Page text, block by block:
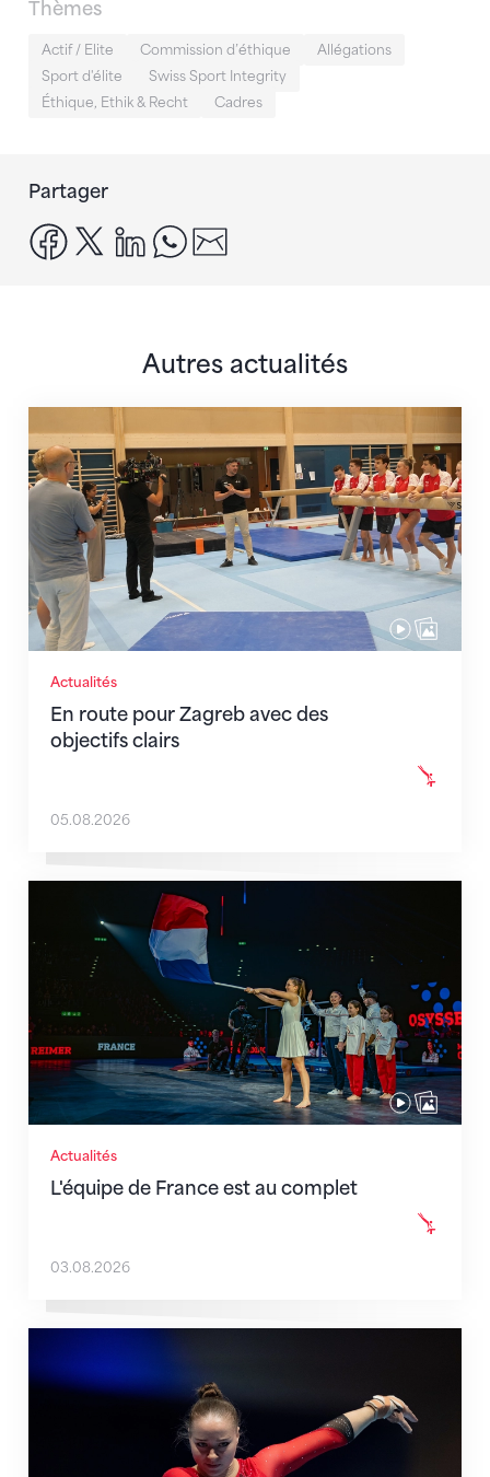
Thèmes
Actif / Elite Commission d’éthique
Allégations
Sport d'élite
Swiss Sport Integrity
Éthique, Ethik & Recht
Cadres
Partager
facebook
x linkedinwhatsapp
Autres actualités
Actualités
En route pour Zagreb avec des
objectifs clairs
En route pour Zagreb avec des objectifs clairs
05.08.2026
Actualités
L'équipe de France est au complet
L'équipe de France est au complet
03.08.2026